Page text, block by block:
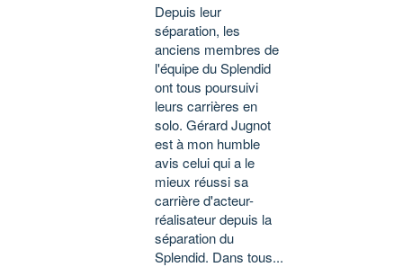
Depuis leur
séparation, les
anciens membres de
l'équipe du Splendid
ont tous poursuivi
leurs carrières en
solo. Gérard Jugnot
est à mon humble
avis celui qui a le
mieux réussi sa
carrière d'acteur-
réalisateur depuis la
séparation du
Splendid. Dans tous...